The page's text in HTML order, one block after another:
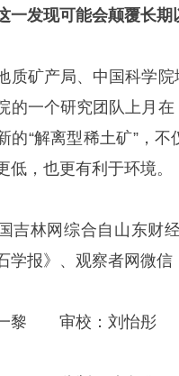
一发现可能会颠覆长期
质矿产局、中国科学
的一个研究团队上月
的“解离型稀土矿”，
低，也更有利于环境。
吉林网综合自山东财
学报》、观察者网微信
黎 审校：刘怡彤